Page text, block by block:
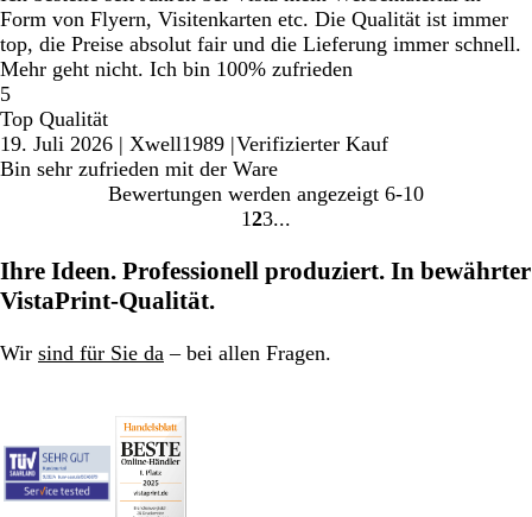
Form von Flyern, Visitenkarten etc. Die Qualität ist immer
top, die Preise absolut fair und die Lieferung immer schnell.
Mehr geht nicht. Ich bin 100% zufrieden
5
Top Qualität
19. Juli 2026 | Xwell1989 |Verifizierter Kauf
Bin sehr zufrieden mit der Ware
Bewertungen werden angezeigt 6-10
Gehe
Seite
1 Gehe
Seite
2Gehe
Seite
3
Ihre Ideen. Professionell produziert. In bewährter
VistaPrint-Qualität.
Wir sind für Sie da – bei allen Fragen.